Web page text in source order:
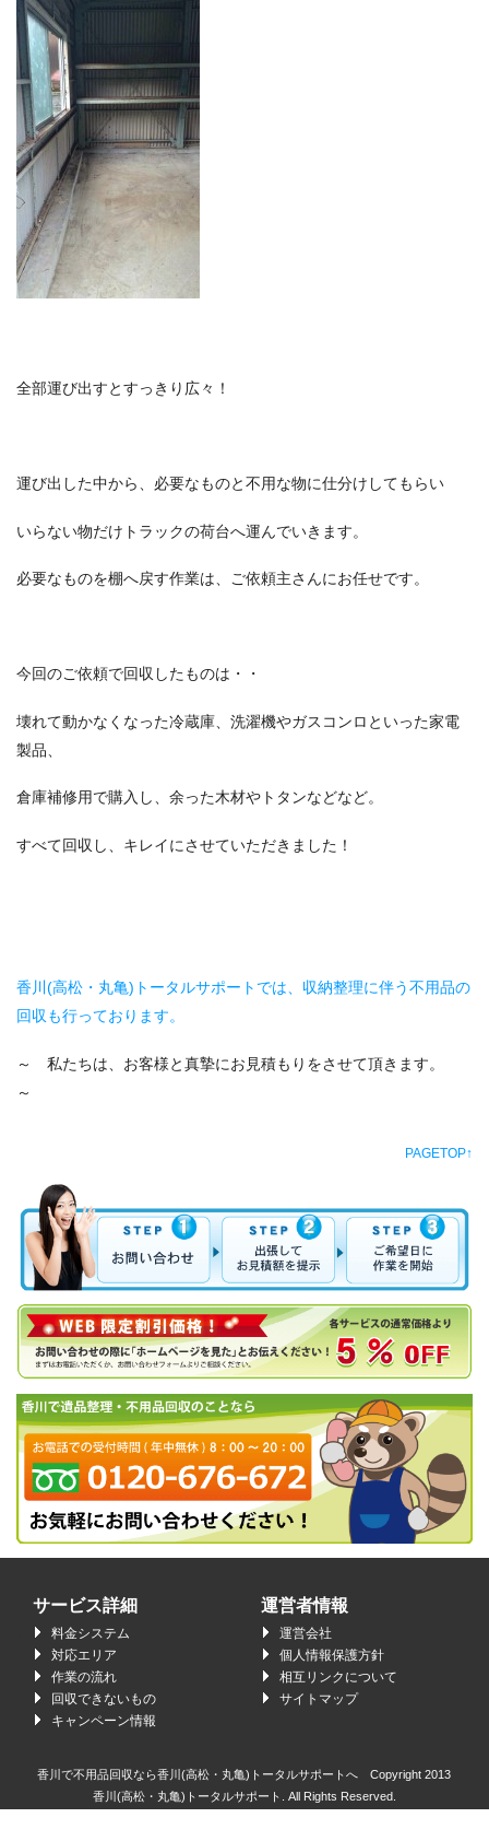
全部運び出すとすっきり広々！
運び出した中から、必要なものと不用な物に仕分けしてもらい
いらない物だけトラックの荷台へ運んでいきます。
必要なものを棚へ戻す作業は、ご依頼主さんにお任せです。
今回のご依頼で回収したものは・・
壊れて動かなくなった冷蔵庫、洗濯機やガスコンロといった家電
製品、
倉庫補修用で購入し、余った木材やトタンなどなど。
すべて回収し、キレイにさせていただきました！
香川(高松・丸亀)トータルサポートでは、収納整理に伴う不用品の
回収も行っております。
～ 私たちは、お客様と真摯にお見積もりをさせて頂きます。
～
PAGETOP↑
サービス詳細
料金システム
対応エリア
作業の流れ
回収できないもの
キャンペーン情報
運営者情報
運営会社
個人情報保護方針
相互リンクについて
サイトマップ
香川で不用品回収なら香川(高松・丸亀)トータルサポートへ Copyright 2013
香川(高松・丸亀)トータルサポート.
All Rights Reserved.